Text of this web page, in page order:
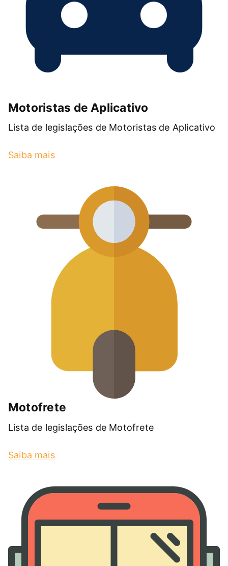
Motoristas de Aplicativo
Lista de legislações de Motoristas de Aplicativo
Saiba mais
Motofrete
Lista de legislações de Motofrete
Saiba mais